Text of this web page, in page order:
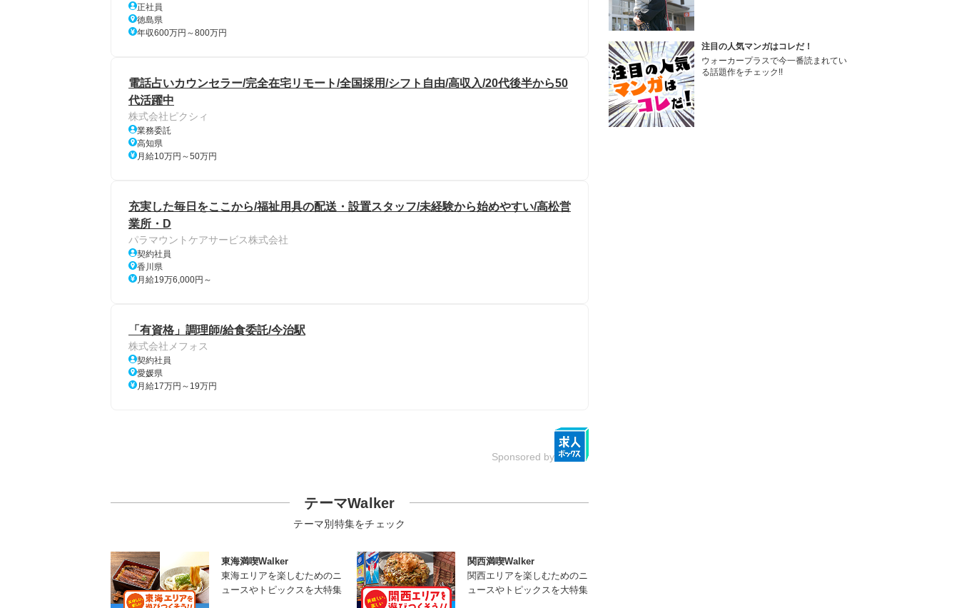
正社員
徳島県
年収600万円～800万円
電話占いカウンセラー/完全在宅リモート/全国採用/シフト自由/高収入/20代後半から50
代活躍中
株式会社ピクシィ
業務委託
高知県
月給10万円～50万円
充実した毎日をここから/福祉用具の配送・設置スタッフ/未経験から始めやすい/高松営
業所・D
パラマウントケアサービス株式会社
契約社員
香川県
月給19万6,000円～
「有資格」調理師/給食委託/今治駅
株式会社メフォス
契約社員
愛媛県
月給17万円～19万円
Sponsored by
テーマWalker
テーマ別特集をチェック
東海満喫Walker
東海エリアを楽しむためのニ
ュースやトピックスを大特集
関西満喫Walker
関西エリアを楽しむためのニ
ュースやトピックスを大特集
注目の人気マンガはコレだ！
ウォーカープラスで今一番読まれてい
る話題作をチェック!!